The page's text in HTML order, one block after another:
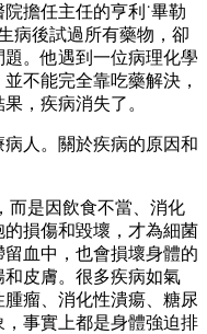
擔任主任的亨利˙畢勒
病後試過所有藥物，卻
。他遇到一位病理化學
不能完全靠吃藥解決，
，疾病消失了。
人。關於疾病的原因和
而是因飲食不當、消化
損傷和毀壞，才為細菌
血中，也會損壞身體的
皮膚。很多疾病如氣
瘤、消化性潰瘍、糖尿
事實上都是身體強迫排